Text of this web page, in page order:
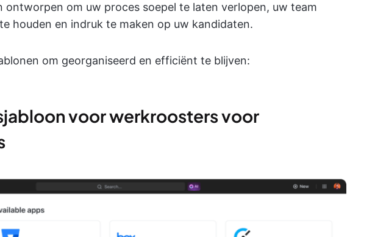
ontworpen om uw proces soepel te laten verlopen, uw team
houden en indruk te maken op uw kandidaten.
om georganiseerd en efficiënt te blijven:
voor werkroosters voor